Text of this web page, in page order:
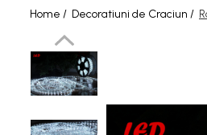
Pompe de apa
Pompe submersibile
Pompe submersibile nisip
Pompe apa de suprafata
Home / Decoratiuni de Craciun /